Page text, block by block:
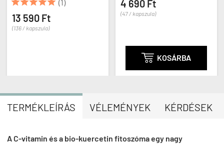
(1)
13 590 Ft
(136 / kapszula)
4 690 Ft
(47 / kapszula)
 KOSÁRBA
TERMÉKLEÍRÁS VÉLEMÉNYEK KÉRDÉSEK
A C-vitamin és a bio-kuercetin fitoszóma egy nagy